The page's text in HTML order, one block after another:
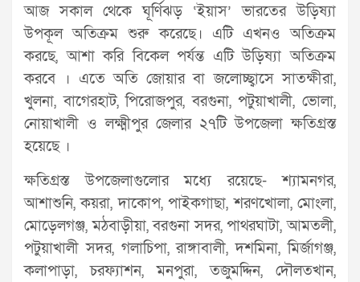
আজ সকাল থেকে ঘূর্ণিঝড় ‘ইয়াস’ ভারতের উড়িষ্যা
উপকূল অতিক্রম শুরু করেছে। এটি এখনও অতিক্রম
করছে, আশা করি বিকেল পর্যন্ত এটি উড়িষ্যা অতিক্রম
করবে । এতে অতি জোয়ার বা জলোচ্ছ্বাসে সাতক্ষীরা,
খুলনা, বাগেরহাট, পিরোজপুর, বরগুনা, পটুয়াখালী, ভোলা,
নোয়াখালী ও লক্ষ্মীপুর জেলার ২৭টি উপজেলা ক্ষতিগ্রস্ত
হয়েছে ।
ক্ষতিগ্রস্ত উপজেলাগুলোর মধ্যে রয়েছে- শ্যামনগর,
আশাশুনি, কয়রা, দাকোপ, পাইকগাছা, শরণখোলা, মোংলা,
মোড়েলগঞ্জ, মঠবাড়ীয়া, বরগুনা সদর, পাথরঘাটা, আমতলী,
পটুয়াখালী সদর, গলাচিপা, রাঙ্গাবালী, দশমিনা, মির্জাগঞ্জ,
কলাপাড়া, চরফ্যাশন, মনপুরা, তজুমদ্দিন, দৌলতখান,